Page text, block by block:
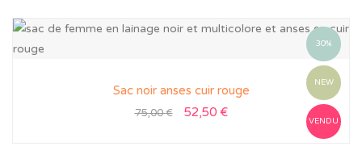
30%
NEW
VENDU
Sac noir anses cuir rouge
75,00€ 52,50 €